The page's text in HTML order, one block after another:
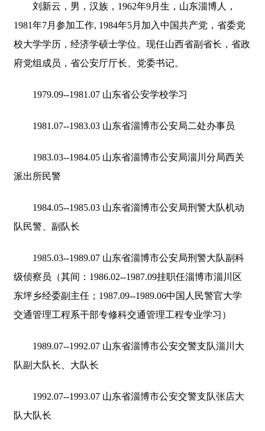
刘新云，男，汉族，1962年9月生，山东淄博人，
1981年7月参加工作, 1984年5月加入中国共产党，省委党
校大学学历，经济学硕士学位。现任山西省副省长，省政
府党组成员，省公安厅厅长、党委书记。
1979.09--1981.07 山东省公安学校学习
1981.07--1983.03 山东省淄博市公安局二处办事员
1983.03--1984.05 山东省淄博市公安局淄川分局西关
派出所民警
1984.05--1985.03 山东省淄博市公安局刑警大队机动
队民警、副队长
1985.03--1989.07 山东省淄博市公安局刑警大队副科
级侦察员（其间：1986.02--1987.09挂职任淄博市淄川区
东坪乡经委副主任；1987.09--1989.06中国人民警官大学
交通管理工程系干部专修科交通管理工程专业学习）
1989.07--1992.07 山东省淄博市公安交警支队淄川大
队副大队长、大队长
1992.07--1993.07 山东省淄博市公安交警支队张店大
队大队长